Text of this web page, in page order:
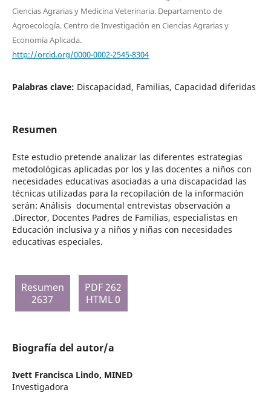
Ciencias Agrarias y Medicina Veterinaria. Departamento de
Agroecología. Centro de Investigación en Ciencias Agrarias y
Economía Aplicada.
http://orcid.org/0000-0002-2545-8304
Palabras clave: Discapacidad, Familias, Capacidad diferidas
Resumen
Este estudio pretende analizar las diferentes estrategias
metodológicas aplicadas por los y las docentes a niños con
necesidades educativas asociadas a una discapacidad las
técnicas utilizadas para la recopilación de la información
serán: Análisis documental entrevistas observación a
.Director, Docentes Padres de Familias, especialistas en
Educación inclusiva y a niños y niñas con necesidades
educativas especiales.
Resumen
2637
PDF 262
HTML 0
Biografía del autor/a
Ivett Francisca Lindo, MINED
Investigadora